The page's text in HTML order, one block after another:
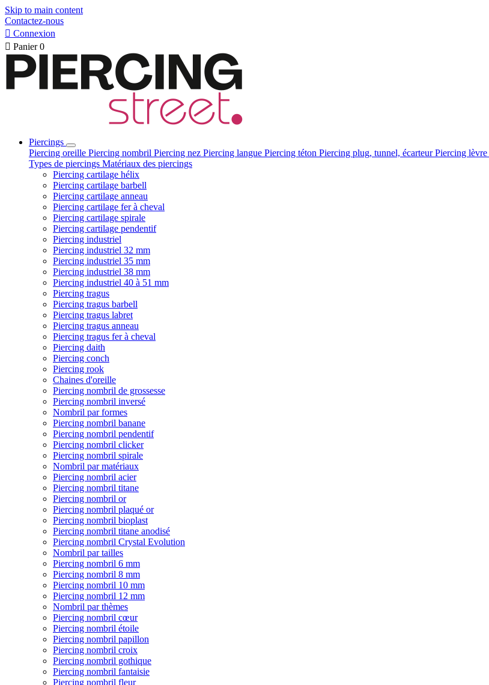
Skip to main content
Contactez-nous
 Connexion
 Panier 0
Piercings
Piercing oreille Piercing nombril Piercing nez Piercing langue Piercing téton Piercing plug, tunnel, écarteurPiercing lèvre
Types de piercings Matériaux des piercings
Piercing cartilage hélix
Piercing cartilage barbell
Piercing cartilage anneau
Piercing cartilage fer à cheval
Piercing cartilage spirale
Piercing cartilage pendentif
Piercing industriel
Piercing industriel 32 mm
Piercing industriel 35 mm
Piercing industriel 38 mm
Piercing industriel 40 à 51 mm
Piercing tragus
Piercing tragus barbell
Piercing tragus labret
Piercing tragus anneau
Piercing tragus fer à cheval
Piercing daith
Piercing conch
Piercing rook
Chaines d'oreille
Piercing nombril de grossesse
Piercing nombril inversé
Nombril par formes
Piercing nombril banane
Piercing nombril pendentif
Piercing nombril clicker
Piercing nombril spirale
Nombril par matériaux
Piercing nombril acier
Piercing nombril titane
Piercing nombril or
Piercing nombril plaqué or
Piercing nombril bioplast
Piercing nombril titane anodisé
Piercing nombril Crystal Evolution
Nombril par tailles
Piercing nombril 6 mm
Piercing nombril 8 mm
Piercing nombril 10 mm
Piercing nombril 12 mm
Nombril par thèmes
Piercing nombril cœur
Piercing nombril étoile
Piercing nombril papillon
Piercing nombril croix
Piercing nombril gothique
Piercing nombril fantaisie
Piercing nombril fleur